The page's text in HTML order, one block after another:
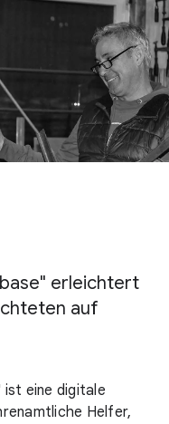
erleichtert
auf
eine digitale
Helfer,